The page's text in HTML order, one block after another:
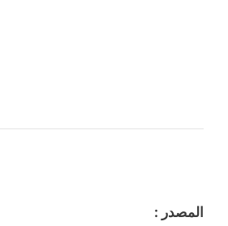
المصدر :